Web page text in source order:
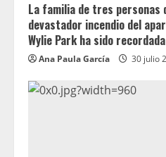
La familia de tres personas
devastador incendio del
Wylie Park ha sido
Ana Paula García 30 julio